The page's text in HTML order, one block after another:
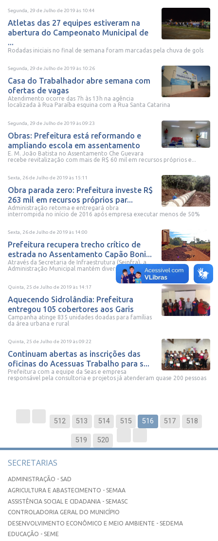
Segunda, 29 de Julho de 2019 às 10:44
Atletas das 27 equipes estiveram na
abertura do Campeonato Municipal de
...
Rodadas iniciais no final de semana foram marcadas pela chuva de gols
Segunda, 29 de Julho de 2019 às 10:26
Casa do Trabalhador abre semana com
ofertas de vagas
Atendimento ocorre das 7h às 13h na agência
localizada à Rua Paraíba esquina com a Rua Santa Catarina
Segunda, 29 de Julho de 2019 às09:23
Obras: Prefeitura está reformando e
ampliando escola em assentamento
E. M. João Batista no Assentamento Che Guevara
recebe revitalização com mais de R$ 60 mil em recursos próprios e...
Sexta, 26 de Julho de 2019 às 15:11
Obra parada zero: Prefeitura investe R$
263 mil em recursos próprios par...
Administração retoma e entregará obra
interrompida no início de 2016 após empresa executar menos de 50%
Sexta, 26 de Julho de 2019 às 14:00
Prefeitura recupera trecho crítico de
estrada no Assentamento Capão Boni...
Através da Secretaria de Infraestrutura (Seinfra), a
Administração Municipal mantém diversas frentes de serviços...
Quinta, 25 de Julho de 2019 às 14:17
Aquecendo Sidrolândia: Prefeitura
entregou 105 cobertores aos Garis
Campanha atinge 835 unidades doadas para famílias
da área urbana e rural
Quinta, 25 de Julho de 2019 às09:22
Continuam abertas as inscrições das
oficinas do Acessuas Trabalho para s...
Prefeitura com a equipe da Seas e empresa
responsável pela consultoria e projetos já atenderam quase 200 pessoas
512 513 514 515 516 517 518
519 520
SECRETARIAS
ADMINISTRAÇÃO - SAD
AGRICULTURA E ABASTECIMENTO - SEMAA
ASSISTÊNCIA SOCIAL E CIDADANIA - SEMASC
CONTROLADORIA GERAL DO MUNICÍPIO
DESENVOLVIMENTO ECONÔMICO E MEIO AMBIENTE - SEDEMA
EDUCAÇÃO - SEME